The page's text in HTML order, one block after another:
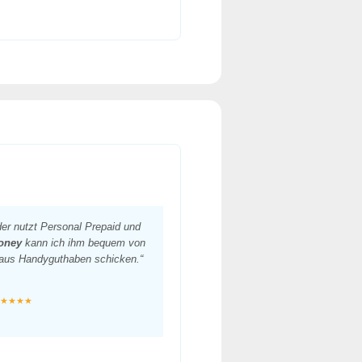
nutzt Personal Prepaid und
kann ich ihm bequem von
Handyguthaben schicken.“